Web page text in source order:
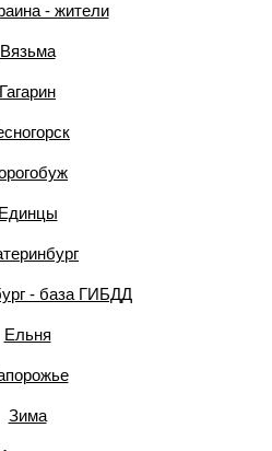
- жители
Вязьма
Гагарин
Единцы
- база ГИБДД
Ельня
Зима